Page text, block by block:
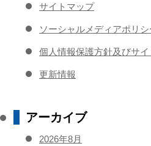
サイトマップ
ソーシャルメディアポリシ
個人情報保護方針及びサ
更新情報
アーカイブ
2026年8月